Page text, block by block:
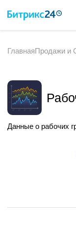
ВОЗМОЖНОСТИ
ИНТЕГРАЦИИ
ГлавнаяПродажи и
Данные о рабочих